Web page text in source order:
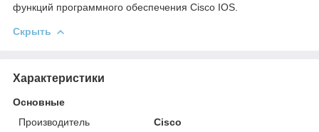
функций программного обеспечения Cisco IOS.
Скрыть
Характеристики
Основные
Производитель
Cisco